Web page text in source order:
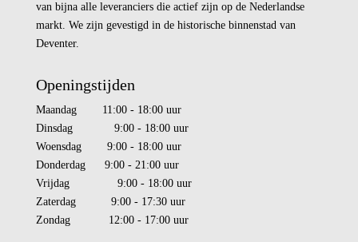
van bijna alle leveranciers die actief zijn op de Nederlandse
markt. We zijn gevestigd in de historische binnenstad van
Deventer.
Openingstijden
Maandag 11:00 - 18:00 uur
Dinsdag 9:00 - 18:00 uur
Woensdag 9:00 - 18:00 uur
Donderdag 9:00 - 21:00 uur
Vrijdag 9:00 - 18:00 uur
Zaterdag 9:00 - 17:30 uur
Zondag 12:00 - 17:00 uur